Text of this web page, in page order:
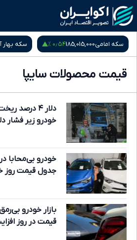
سکه امامی185,015,000۰٫۵۴ % سکه بهار
قیمت محصولات سایپا
خودرو زیر فشار
خودرو بی‌محابا
جدول قیمت روز
بازار خودرو
قیمت در روز